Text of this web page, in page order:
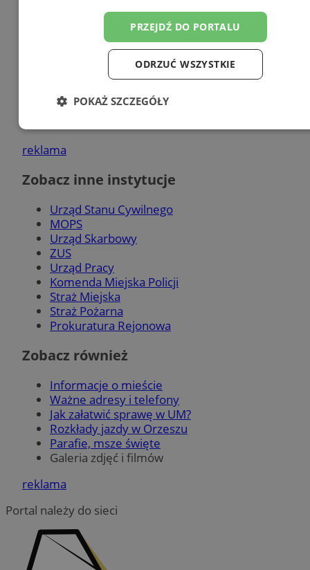
Urząd Miasta Orzesze
ul. Św. Wawrzyńca 21
43-180 Orzesze
tel. 32 324 88 0
godziny urzędowania i wydziały
reklama
Zobacz inne instytucje
Urząd Stanu Cywilnego
MOPS
Urząd Skarbowy
ZUS
Urząd Pracy
Komenda Miejska Policji
Straż Miejska
Straż Pożarna
Prokuratura Rejonowa
Zobacz również
Informacje o mieście
Ważne adresy i telefony
Jak załatwić sprawę w UM?
Rozkłady jazdy w Orzeszu
Parafie, msze święte
Galeria zdjęć i filmów
reklama
Portal należy do sieci
PRZEJDŹ DO PORTALU
ODRZUĆ WSZYSTKIE
POKAŻ SZCZEGÓŁY
Niezbędne Wydajność Targetowanie
Funkcjonalność
Niezbędne Wydajność
Funkcjonalność
Niezbędne pliki cookie umożliwiają korzystanie z podstawowych
zarządzanie kontem. Bez niezbędnych plików cookie nie można
prawidłowo korzystać ze strony internetowej.
Nazwa
SessID
orzesze.com.pl
QeSessID
MvSessID
VISITOR_PRIVACY_METADATA